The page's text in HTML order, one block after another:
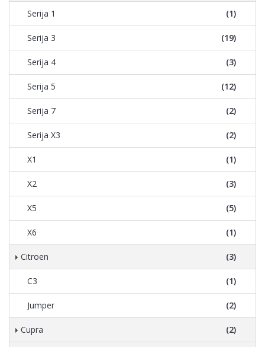
Serija 1 (1)
Serija 3 (19)
Serija 4 (3)
Serija 5 (12)
Serija 7 (2)
Serija X3 (2)
X1 (1)
X2 (3)
X5 (5)
X6 (1)
Citroen (3)
C3 (1)
Jumper (2)
Cupra (2)